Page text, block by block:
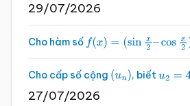
29/07/2026
Cho hàm số f(x)=(sinx2 –cosx2 )2
Cho cấp số cộng (un), biếtu2 =4
27/07/2026